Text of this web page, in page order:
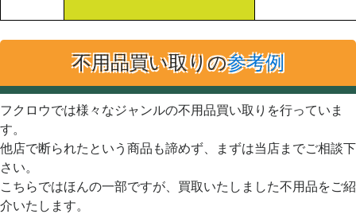
不用品買い取りの参考例
フクロウでは様々なジャンルの不用品買い取りを行っていま
す。
他店で断られたという商品も諦めず、まずは当店までご相談下
さい。
こちらではほんの一部ですが、買取いたしました不用品をご紹
介いたします。